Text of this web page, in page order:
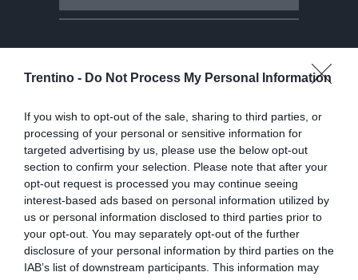
Trentino - Do Not Process My Personal Information
If you wish to opt-out of the sale, sharing to third parties, or
processing of your personal or sensitive information for
targeted advertising by us, please use the below opt-out
section to confirm your selection. Please note that after your
opt-out request is processed you may continue seeing
interest-based ads based on personal information utilized by
us or personal information disclosed to third parties prior to
your opt-out. You may separately opt-out of the further
disclosure of your personal information by third parties on the
IAB’s list of downstream participants. This information may
Una spiaggia ben gestita, ordinata, con
cartellonistica, raccolta differenziata e servizi
efficienti è certamente una buona notizia; ma
non per questo il territorio circostante è
automaticamente sostenibile, né si può
concludere che non esistano problemi
ambientali più profondi».
Secondo il Wwf Bergamo- Brescia, sarebbe più
corretto affermare che «la Bandiera Blu è un